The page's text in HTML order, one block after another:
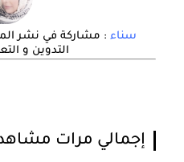
سناء : مشاركة في نشر
التدوين و
إجمالي مرات